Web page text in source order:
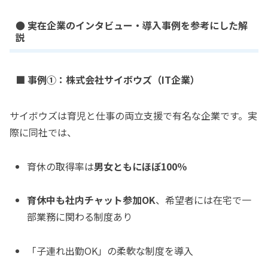
● 実在企業のインタビュー・導入事例を参考にした解
説
■ 事例①：株式会社サイボウズ（IT企業）
サイボウズは育児と仕事の両立支援で有名な企業です。実
際に同社では、
育休の取得率は男女ともにほぼ100％
育休中も社内チャット参加OK、希望者には在宅で一
部業務に関わる制度あり
「子連れ出勤OK」の柔軟な制度を導入